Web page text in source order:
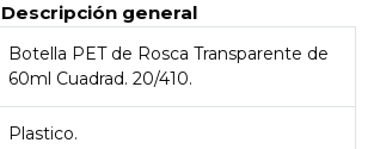
Descripción general
Botella PET de Rosca Transparente de
60ml Cuadrad. 20/410.
Plastico.